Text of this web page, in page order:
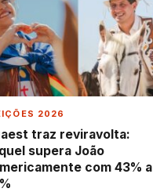
2026
traz reviravolta:
supera João
com 43% a